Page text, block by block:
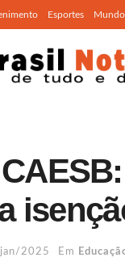
Esportes Mundo
2025 Em